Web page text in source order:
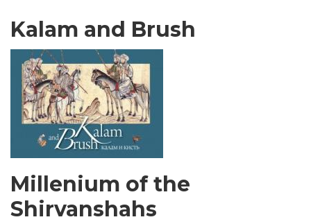
Kalam and Brush
Millenium of the
Shirvanshahs